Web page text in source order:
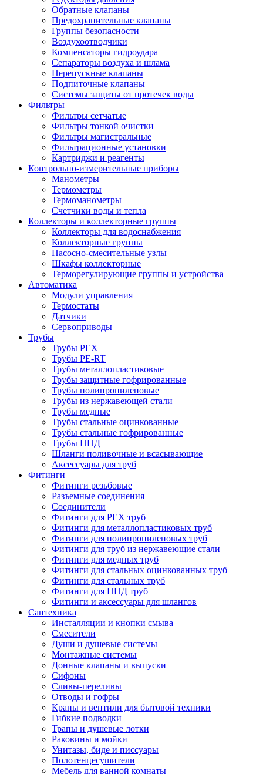
Обратные клапаны
Предохранительные клапаны
Группы безопасности
Воздухоотводчики
Компенсаторы гидроудара
Сепараторы воздуха и шлама
Перепускные клапаны
Подпиточные клапаны
Системы защиты от протечек воды
Фильтры
Фильтры сетчатые
Фильтры тонкой очистки
Фильтры магистральные
Фильтрационные установки
Картриджи и реагенты
Контрольно-измерительные приборы
Манометры
Термометры
Термоманометры
Счетчики воды и тепла
Коллекторы и коллекторные группы
Коллекторы для водоснабжения
Коллекторные группы
Насосно-смесительные узлы
Шкафы коллекторные
Терморегулирующие группы и устройства
Автоматика
Модули управления
Термостаты
Датчики
Сервоприводы
Трубы
Трубы PEX
Трубы PE-RT
Трубы металлопластиковые
Трубы защитные гофрированные
Трубы полипропиленовые
Трубы из нержавеющей стали
Трубы медные
Трубы стальные оцинкованные
Трубы стальные гофрированные
Трубы ПНД
Шланги поливочные и всасывающие
Аксессуары для труб
Фитинги
Фитинги резьбовые
Разъемные соединения
Соединители
Фитинги для PEX труб
Фитинги для металлопластиковых труб
Фитинги для полипропиленовых труб
Фитинги для труб из нержавеющие стали
Фитинги для медных труб
Фитинги для стальных оцинкованных труб
Фитинги для стальных труб
Фитинги для ПНД труб
Фитинги и аксессуары для шлангов
Сантехника
Инсталляции и кнопки смыва
Смесители
Души и душевые системы
Монтажные системы
Донные клапаны и выпуски
Сифоны
Сливы-переливы
Отводы и гофры
Краны и вентили для бытовой техники
Гибкие подводки
Трапы и душевые лотки
Раковины и мойки
Унитазы, биде и писсуары
Полотенцесушители
Мебель для ванной комнаты